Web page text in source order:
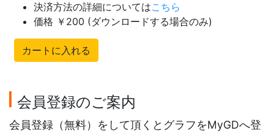
決済方法の詳細についてはこちら
価格 ￥200 (ダウンロードする場合のみ)
カートに入れる
会員登録のご案内
会員登録（無料）をして頂くとグラフをMyGDへ登